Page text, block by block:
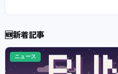
🆕新着記事
ニュース